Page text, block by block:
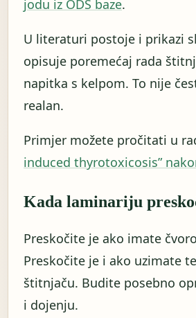
jodu iz ODS baze.
U literaturi postoje i prikazi
opisuje poremećaj rada
napitka s kelpom. To nije
realan.
Primjer možete pročitati u
induced thyrotoxicosis”
Kada laminariju
Preskočite je ako imate
Preskočite je i ako uzimate
štitnjaču. Budite posebno
i dojenju.